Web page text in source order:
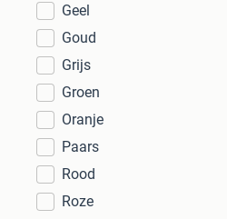
Geel
Goud
Grijs
Groen
Oranje
Paars
Rood
Roze